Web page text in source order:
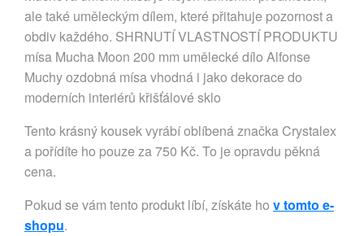
ale také uměleckým dílem, které přitahuje pozornost a
obdiv každého. SHRNUTÍ VLASTNOSTÍ PRODUKTU
mísa Mucha Moon 200 mm umělecké dílo Alfonse
Muchy ozdobná mísa vhodná i jako dekorace do
moderních interiérů křišťálové sklo
Tento krásný kousek vyrábí oblíbená značka Crystalex
a pořídíte ho pouze za 750 Kč. To je opravdu pěkná
cena.
Pokud se vám tento produkt líbí, získáte ho v tomto e-
shopu.